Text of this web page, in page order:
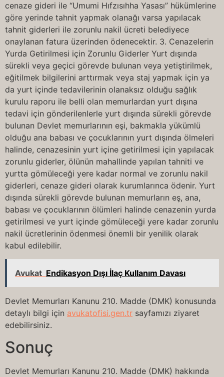
cenaze gideri ile “Umumi Hıfzısıhha Yasası” hükümlerine
göre yerinde tahnit yapmak olanağı varsa yapılacak
tahnit giderleri ile zorunlu nakil ücreti belediyece
onaylanan fatura üzerinden ödenecektir. 3. Cenazelerin
Yurda Getirilmesi için Zorunlu Giderler Yurt dışında
sürekli veya geçici görevde bulunan veya yetiştirilmek,
eğitilmek bilgilerini arttırmak veya staj yapmak için ya
da yurt içinde tedavilerinin olanaksız olduğu sağlık
kurulu raporu ile belli olan memurlardan yurt dışına
tedavi için gönderilenlerle yurt dışında sürekli görevde
bulunan Devlet memurlarının eşi, bakmakla yükümlü
olduğu ana babası ve çocuklarının yurt dışında ölmeleri
halinde, cenazesinin yurt içine getirilmesi için yapılacak
zorunlu giderler, ölünün mahallinde yapılan tahniti ve
yurtta gömüleceği yere kadar normal ve zorunlu nakil
giderleri, cenaze gideri olarak kurumlarınca ödenir. Yurt
dışında sürekli görevde bulunan memurların eş, ana,
babası ve çocuklarının ölümleri halinde cenazenin yurda
getirilmesi ve yurt içinde gömüleceği yere kadar zorunlu
nakil ücretlerinin ödenmesi önemli bir yenilik olarak
kabul edilebilir.
Avukat Endikasyon Dışı İlaç Kullanım Davası
Devlet Memurları Kanunu 210. Madde (DMK) konusunda
detaylı bilgi için avukatofisi.gen.tr sayfamızı ziyaret
edebilirsiniz.
Sonuç
Devlet Memurları Kanunu 210. Madde (DMK) hakkında